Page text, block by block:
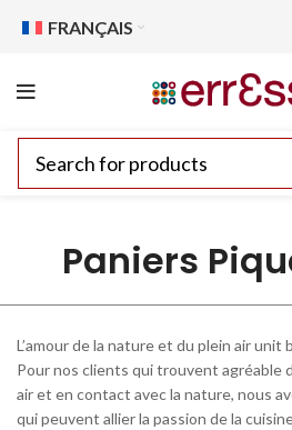
FRANÇAIS
Paniers
L’amour de la nature et du plein air unit
Pour nos clients qui trouvent agréable
air et en contact avec la nature, nous
qui peuvent allier la passion de la